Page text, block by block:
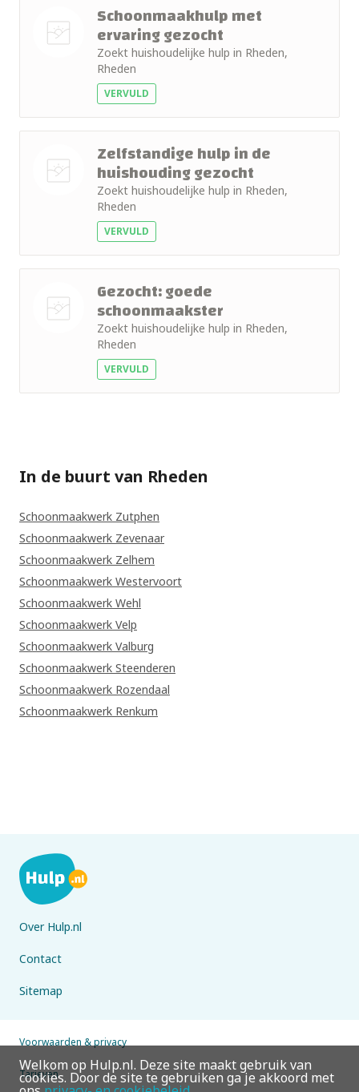
Schoonmaakhulp met
ervaring gezocht
Zoekt huishoudelijke hulp in Rheden,
Rheden
VERVULD
Zelfstandige hulp in de
huishouding gezocht
Zoekt huishoudelijke hulp in Rheden,
Rheden
VERVULD
Gezocht: goede
schoonmaakster
Zoekt huishoudelijke hulp in Rheden,
Rheden
VERVULD
In de buurt van Rheden
Schoonmaakwerk Zutphen
Schoonmaakwerk Zevenaar
Schoonmaakwerk Zelhem
Schoonmaakwerk Westervoort
Schoonmaakwerk Wehl
Schoonmaakwerk Velp
Schoonmaakwerk Valburg
Schoonmaakwerk Steenderen
Schoonmaakwerk Rozendaal
Schoonmaakwerk Renkum
Over Hulp.nl
Contact
Sitemap
Voorwaarden & privacy
Tarieven
Welkom op Hulp.nl. Deze site maakt gebruik van
cookies. Door de site te gebruiken ga je akkoord met